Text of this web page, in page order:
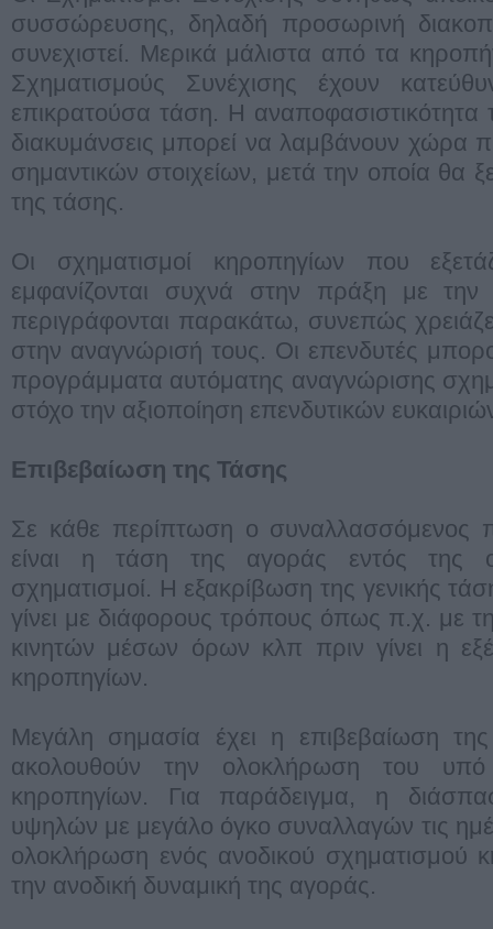
συσσώρευσης, δηλαδή προσωρινή
συνεχιστεί. Μερικά μάλιστα από τα
Σχηματισμούς Συνέχισης έχουν
επικρατούσα τάση. Η αναποφασιστικότητα
διακυμάνσεις μπορεί να λαμβάνουν χώρα
σημαντικών στοιχείων, μετά την οποία θα
της τάσης.
Οι σχηματισμοί κηροπηγίων που
εμφανίζονται συχνά στην πράξη με την
περιγράφονται παρακάτω, συνεπώς
στην αναγνώρισή τους. Οι επενδυτές
προγράμματα αυτόματης αναγνώρισης
στόχο την αξιοποίηση επενδυτικών
Επιβεβαίωση της Τάσης
Σε κάθε περίπτωση ο συναλλασσόμενος
είναι η τάση της αγοράς εντός της
σχηματισμοί. Η εξακρίβωση της γενικής
γίνει με διάφορους τρόπους όπως π.χ. με
κινητών μέσων όρων κλπ πριν γίνει η
κηροπηγίων.
Μεγάλη σημασία έχει η επιβεβαίωση
ακολουθούν την ολοκλήρωση του υπό
κηροπηγίων. Για παράδειγμα, η
υψηλών με μεγάλο όγκο συναλλαγών τις
ολοκλήρωση ενός ανοδικού σχηματισμού
την ανοδική δυναμική της αγοράς.